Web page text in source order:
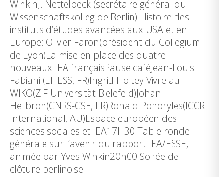
WinkinJ. Nettelbeck (secrétaire général du
Wissenschaftskolleg de Berlin) Histoire des
instituts d’études avancées aux USA et en
Europe: Olivier Faron(président du Collegium
de Lyon)La mise en place des quatre
nouveaux IEA françaisPause caféJean-Louis
Fabiani (EHESS, FR)Ingrid Holtey Vivre au
WIKO(ZIF Universität Bielefeld)Johan
Heilbron(CNRS-CSE, FR)Ronald Pohoryles(ICCR
International, AU)Espace européen des
sciences sociales et IEA17H30 Table ronde
générale sur l’avenir du rapport IEA/ESSE,
animée par Yves Winkin20h00 Soirée de
clôture berlinoise